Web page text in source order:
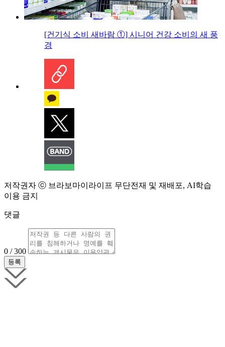
[건기식 소비 새바람 ①] 시니어 건강 소비의 새 풍
경
저작권자 ⓒ 브라보마이라이프 무단전재 및 재배포, AI학습
이용 금지
댓글
0 / 300